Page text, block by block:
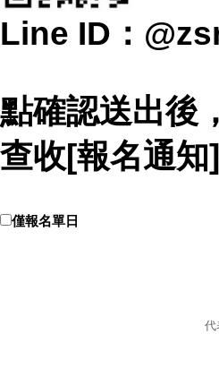
Line ID：
點確認送出後
查收[報名通知
僅報名單日
代